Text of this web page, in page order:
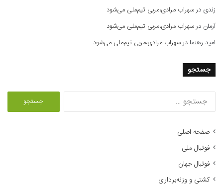
زندی درسهراب مرادی،مربی تیم‌ملی می‌شود
آرمان درسهراب مرادی،مربی تیم‌ملی می‌شود
امید رهنما درسهراب مرادی،مربی تیم‌ملی می‌شود
جستجو
صفحه اصلی
فوتبال ملی
فوتبال جهان
کشتی و وزنه‌برداری